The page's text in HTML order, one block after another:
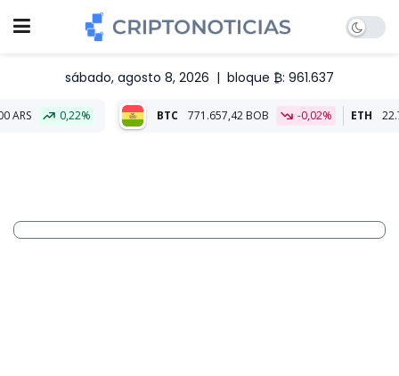
sábado, agosto 8, 2026 | bloque ₿: 961.637
BTC 771.657,42 BOB -0,02% ETH 22.789,41 BOB